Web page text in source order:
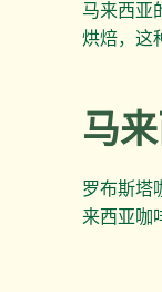
马来西亚
烘焙，这
马
罗布斯塔
来西亚咖